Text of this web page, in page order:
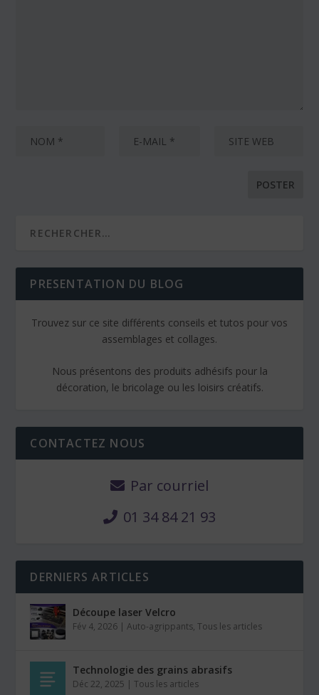
PRESENTATION DU BLOG
Trouvez sur ce site différents conseils et tutos pour vos
assemblages et collages.
Nous présentons des produits adhésifs pour la
décoration, le bricolage ou les loisirs créatifs.
CONTACTEZ NOUS
Par courriel
01 34 84 21 93
DERNIERS ARTICLES
Découpe laser Velcro
Fév 4, 2026 |Auto-agrippants,Tous les articles
Technologie des grains abrasifs
Déc 22, 2025 |Tous les articles